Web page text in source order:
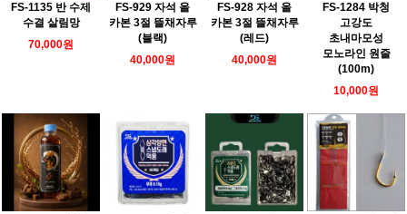
FS-1135 반 수제
수결 살림망
70,000원
FS-929 자석 올
카본 3절 뜰채자루
(블랙)
40,000원
FS-928 자석 올
카본 3절 뜰채자루
(레드)
40,000원
FS-1284 박청
고강도
초내마모성
모노라인 원줄
(100m)
10,000원